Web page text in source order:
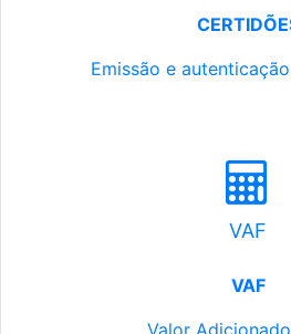
Emissão e
VAF
VAF